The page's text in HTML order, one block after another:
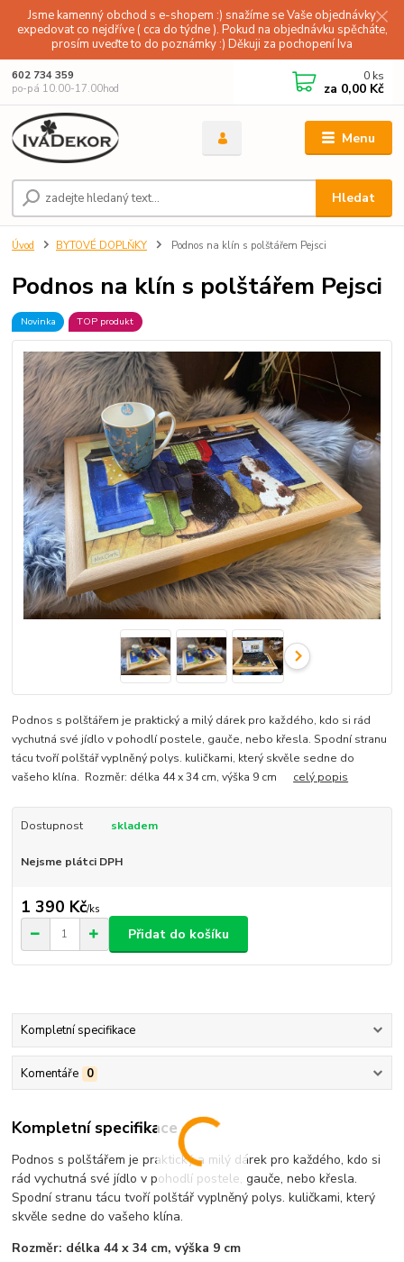
Jsme kamenný obchod s e-shopem :) snažíme se Vaše objednávky
expedovat co nejdříve ( cca do týdne ). Pokud na objednávku spěcháte,
prosím uveďte to do poznámky :) Děkuji za pochopení Iva
Menu
Hledat
602 734 359
po-pá 10.00-17.00hod
0 ks
za 0,00 Kč
Úvod BYTOVÉ DOPLŇKY Podnos na klín s polštářem Pejsci
Podnos na klín s polštářem Pejsci
Novinka TOP produkt
Podnos s polštářem je praktický a milý dárek pro každého, kdo si rád
vychutná své jídlo v pohodlí postele, gauče, nebo křesla. Spodní stranu
tácu tvoří polštář vyplněný polys. kuličkami, který skvěle sedne do
vašeho klína. Rozměr: délka 44 x 34 cm, výška 9 cm celý popis
Dostupnost skladem
Nejsme plátci DPH
1 390 Kč/ks
Přidat do košíku
Kompletní specifikace
Komentáře 0
Kompletní specifikace
Podnos s polštářem je praktický a milý dárek pro každého, kdo si
rád vychutná své jídlo v pohodlí postele, gauče, nebo křesla.
Spodní stranu tácu tvoří polštář vyplněný polys. kuličkami, který
skvěle sedne do vašeho klína.
Rozměr: délka 44 x 34 cm, výška 9 cm